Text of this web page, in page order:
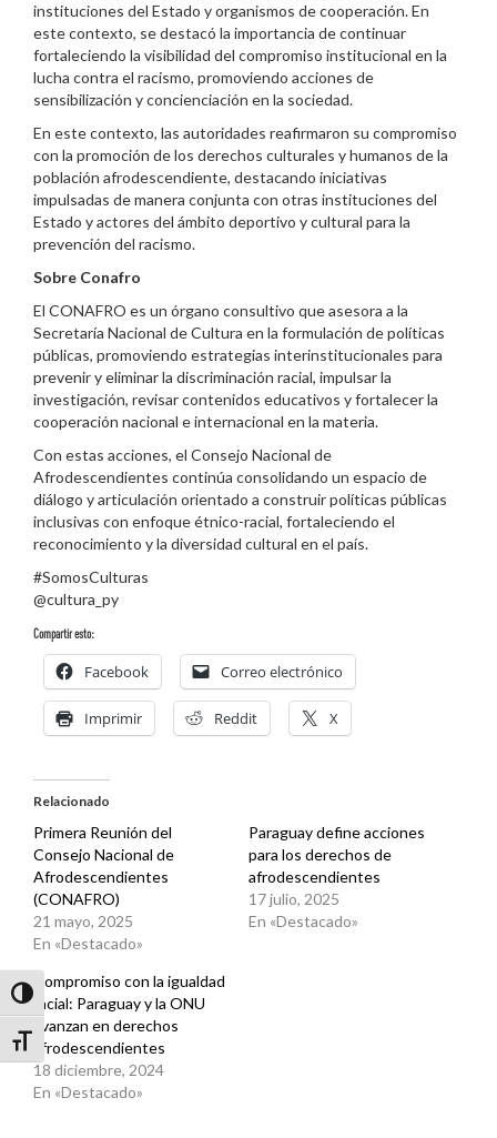
Alternar alto contraste
Alternar tamaño de letra
instituciones del Estado y organismos de cooperación. En
este contexto, se destacó la importancia de continuar
fortaleciendo la visibilidad del compromiso institucional en la
lucha contra el racismo, promoviendo acciones de
sensibilización y concienciación en la sociedad.
En este contexto, las autoridades reafirmaron su compromiso
con la promoción de los derechos culturales y humanos de la
población afrodescendiente, destacando iniciativas
impulsadas de manera conjunta con otras instituciones del
Estado y actores del ámbito deportivo y cultural para la
prevención del racismo.
Sobre Conafro
El CONAFRO es un órgano consultivo que asesora a la
Secretaría Nacional de Cultura en la formulación de políticas
públicas, promoviendo estrategias interinstitucionales para
prevenir y eliminar la discriminación racial, impulsar la
investigación, revisar contenidos educativos y fortalecer la
cooperación nacional e internacional en la materia.
Con estas acciones, el Consejo Nacional de
Afrodescendientes continúa consolidando un espacio de
diálogo y articulación orientado a construir políticas públicas
inclusivas con enfoque étnico-racial, fortaleciendo el
reconocimiento y la diversidad cultural en el país.
#SomosCulturas
@cultura_py
Compartir esto:
Facebook Correo electrónico
Imprimir Reddit X
Relacionado
Primera Reunión del
Consejo Nacional de
Afrodescendientes
(CONAFRO)
21 mayo, 2025
En «Destacado»
Paraguay define acciones
para los derechos de
afrodescendientes
17 julio, 2025
En «Destacado»
Compromiso con la igualdad
racial: Paraguay y la ONU
avanzan en derechos
afrodescendientes
18 diciembre, 2024
En «Destacado»